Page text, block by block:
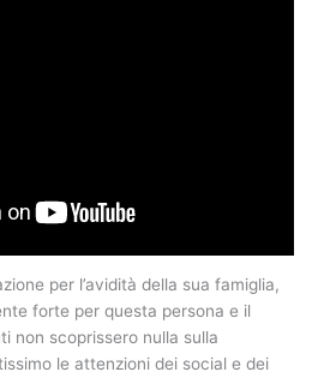
per l’avidità della sua famiglia,
forte per questa persona e il
non scoprissero nulla sulla
le attenzioni dei social e dei